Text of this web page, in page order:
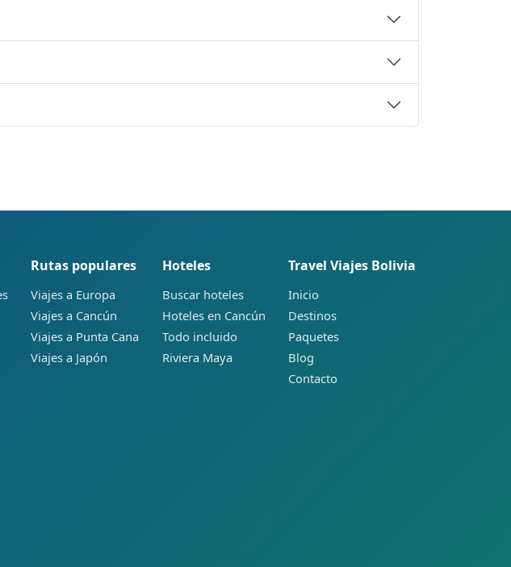
Rutas populares
Viajes a Europa
Viajes a Cancún
Viajes a Punta Cana
Viajes a Japón
Hoteles
Buscar hoteles
Hoteles en Cancún
Todo incluido
Riviera Maya
Travel Viajes Bolivia
Inicio
Destinos
Paquetes
Blog
Contacto